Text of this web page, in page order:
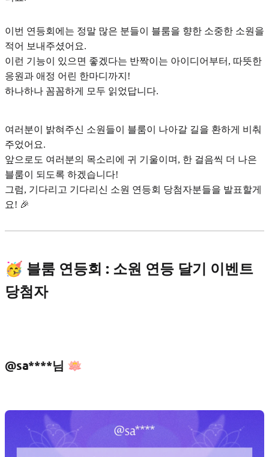
이번 연등회에는 정말 많은 분들이 블룸을 향한 소중한 소원을
적어 보내주셨어요.
이런 기능이 있으면 좋겠다는 반짝이는 아이디어부터, 따뜻한
응원과 애정 어린 한마디까지!
하나하나 꼼꼼하게 모두 읽었답니다.
여러분이 밝혀주신 소원들이 블룸이 나아갈 길을 환하게 비춰
주었어요.
앞으로도 여러분의 목소리에 귀 기울이며, 한 걸음씩 더 나은
블룸이 되도록 하겠습니다!
그럼, 기다리고 기다리신 소원 연등회 당첨자분들을 발표할게
요! 🎉
🥳 블룸 연등회 : 소원 연등 달기 이벤트
당첨자
@sa****님 🪷